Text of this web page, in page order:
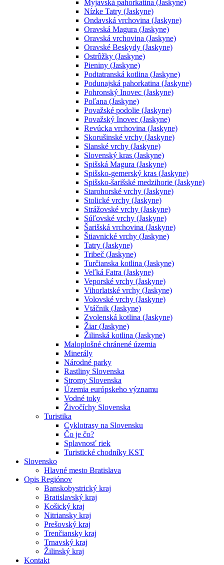
Myjavská pahorkatina (Jaskyne)
Nízke Tatry (Jaskyne)
Ondavská vrchovina (Jaskyne)
Oravská Magura (Jaskyne)
Oravská vrchovina (Jaskyne)
Oravské Beskydy (Jaskyne)
Ostrôžky (Jaskyne)
Pieniny (Jaskyne)
Podtatranská kotlina (Jaskyne)
Podunajská pahorkatina (Jaskyne)
Pohronský Inovec (Jaskyne)
Poľana (Jaskyne)
Považské podolie (Jaskyne)
Považský Inovec (Jaskyne)
Revúcka vrchovina (Jaskyne)
Skorušinské vrchy (Jaskyne)
Slanské vrchy (Jaskyne)
Slovenský kras (Jaskyne)
Spišská Magura (Jaskyne)
Spišsko-gemerský kras (Jaskyne)
Spišsko-šarišské medzihorie (Jaskyne)
Starohorské vrchy (Jaskyne)
Stolické vrchy (Jaskyne)
Strážovské vrchy (Jaskyne)
Súľovské vrchy (Jaskyne)
Šarišská vrchovina (Jaskyne)
Štiavnické vrchy (Jaskyne)
Tatry (Jaskyne)
Tribeč (Jaskyne)
Turčianska kotlina (Jaskyne)
Veľká Fatra (Jaskyne)
Veporské vrchy (Jaskyne)
Vihorlatské vrchy (Jaskyne)
Volovské vrchy (Jaskyne)
Vtáčnik (Jaskyne)
Zvolenská kotlina (Jaskyne)
Žiar (Jaskyne)
Žilinská kotlina (Jaskyne)
Maloplošné chránené územia
Minerály
Národné parky
Rastliny Slovenska
Stromy Slovenska
Územia európskeho významu
Vodné toky
Živočíchy Slovenska
Turistika
Cyklotrasy na Slovensku
Čo je čo?
Splavnosť riek
Turistické chodníky KST
Slovensko
Hlavné mesto Bratislava
Opis Regiónov
Banskobystrický kraj
Bratislavský kraj
Košický kraj
Nitriansky kraj
Prešovský kraj
Trenčiansky kraj
Trnavský kraj
Žilinský kraj
Kontakt